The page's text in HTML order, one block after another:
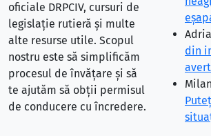
oficiale DRPCIV, cursuri de
legislație rutieră și multe
alte resurse utile. Scopul
nostru este să simplificăm
procesul de învățare și să
te ajutăm să obții permisul
de conducere cu încredere.
din